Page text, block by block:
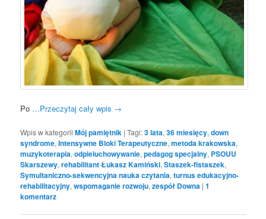
Po …Przeczytaj cały wpis →
Wpis w kategoriiMój pamiętnik |Tagi:3 lata,36 miesięcy,down
syndrome,Intensywne Bloki Terapeutyczne,metoda krakowska,
muzykoterapia,odpieluchowywanie,pedagog specjalny, PSOUU
Skarszewy,rehabilitant Łukasz Kamiński,Staszek-fistaszek,
Symultaniczno-sekwencyjna nauka czytania,turnus edukacyjno-
rehabilitacyjny,wspomaganie rozwoju,zespół Downa |1
komentarz